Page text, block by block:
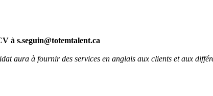
à s.seguin@totemtalent.ca
aura à fournir des services en anglais aux clients et aux